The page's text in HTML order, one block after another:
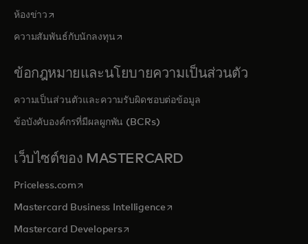
ห้องข่าว opens in a new tab
ความสัมพันธ์กับนักลงทุนopens in a new tab
ข้อกฎหมายและนโยบายความเป็นส่วนตัว
ความเป็นส่วนตัวและความรับผิดชอบต่อข้อมูล
ข้อบังคับองค์กรที่มีผลผูกพัน (BCRs)
เว็บไซต์ของ MASTERCARD
Priceless.com opens in a new tab
Mastercard Business Intelligenceopens in a new tab
Mastercard Developersopens in a new tab